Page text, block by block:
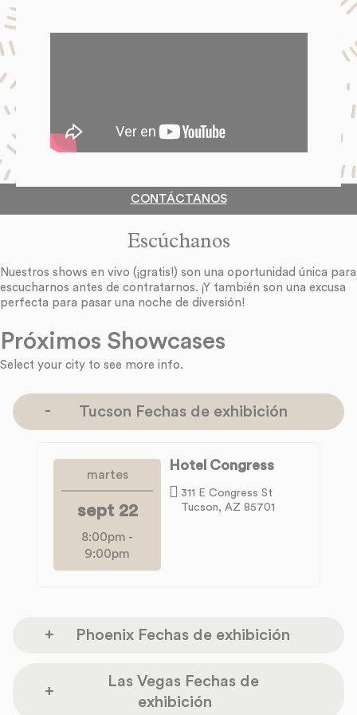
CONTÁCTANOS
Escúchanos
Nuestros shows en vivo (¡gratis!) son una oportunidad única para
escucharnos antes de contratarnos. ¡Y también son una excusa
perfecta para pasar una noche de diversión!
Próximos Showcases
Select your city to see more info.
Tucson Fechas de exhibición
martes
sept 22
8:00pm -
9:00pm
Hotel Congress
311 E Congress St
Tucson, AZ 85701
Phoenix Fechas de exhibición
lunes
Rhythm Room
1019 E Indian School Rd.
Las Vegas Fechas de
exhibición